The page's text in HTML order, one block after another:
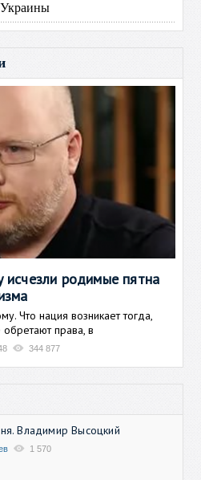
исчезли родимые пятна
Что нация возникает тогда,
права, в
344 877
Владимир Высоцкий
1 570